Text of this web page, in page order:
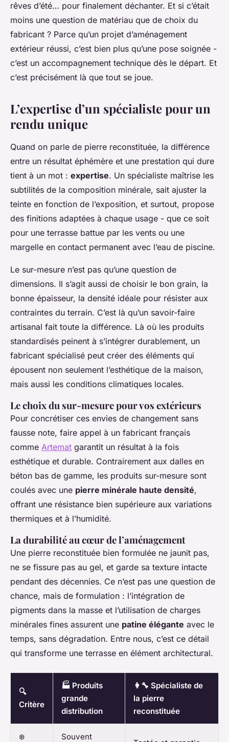
rêves d’été… pour finalement déchanter. Et si c’était
moins une question de matériau que de choix du
fabricant ? Parce qu’un projet d’aménagement
extérieur réussi, c’est bien plus qu’une pose soignée -
c’est un accompagnement technique dès le départ. Et
c’est précisément là que tout se joue.
L’expertise d’un spécialiste pour un
rendu unique
Quand on parle de pierre reconstituée, la différence
entre un résultat éphémère et une prestation qui dure
tient à un mot : expertise. Un spécialiste maîtrise les
subtilités de la composition minérale, sait ajuster la
teinte en fonction de l’exposition, et surtout, propose
des finitions adaptées à chaque usage - que ce soit
pour une terrasse battue par les vents ou une
margelle en contact permanent avec l’eau de piscine.
Le sur-mesure n’est pas qu’une question de
dimensions. Il s’agit aussi de choisir le bon grain, la
bonne épaisseur, la densité idéale pour résister aux
contraintes du terrain. C’est là qu’un savoir-faire
artisanal fait toute la différence. Là où les produits
standardisés peinent à s’intégrer durablement, un
fabricant spécialisé peut créer des éléments qui
épousent non seulement l’esthétique de la maison,
mais aussi les conditions climatiques locales.
Le choix du sur-mesure pour vos extérieurs
Pour concrétiser ces envies de changement sans
fausse note, faire appel à un fabricant français
comme Artemat garantit un résultat à la fois
esthétique et durable. Contrairement aux dalles en
béton bas de gamme, les produits sur-mesure sont
coulés avec une pierre minérale haute densité,
offrant une résistance bien supérieure aux variations
thermiques et à l’humidité.
La durabilité au cœur de l’aménagement
Une pierre reconstituée bien formulée ne jaunit pas,
ne se fissure pas au gel, et garde sa texture intacte
pendant des décennies. Ce n’est pas une question de
chance, mais de formulation : l’intégration de
pigments dans la masse et l’utilisation de charges
minérales fines assurent une patine élégante avec le
temps, sans dégradation. Entre nous, c’est ce détail
qui transforme une terrasse en élément architectural.
🔍
Critère
🏭 Produits
grande
distribution
👩‍🔧 Spécialiste de
la pierre
reconstituée
❄️ Souvent